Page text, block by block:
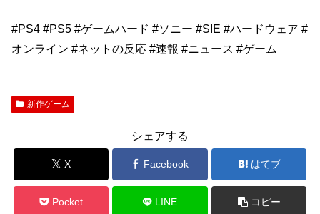
#PS4 #PS5 #ゲームハード #ソニー #SIE #ハードウェア #
オンライン #ネットの反応 #速報 #ニュース #ゲーム
新作ゲーム
シェアする
X Facebook はてブ
Pocket LINE コピー